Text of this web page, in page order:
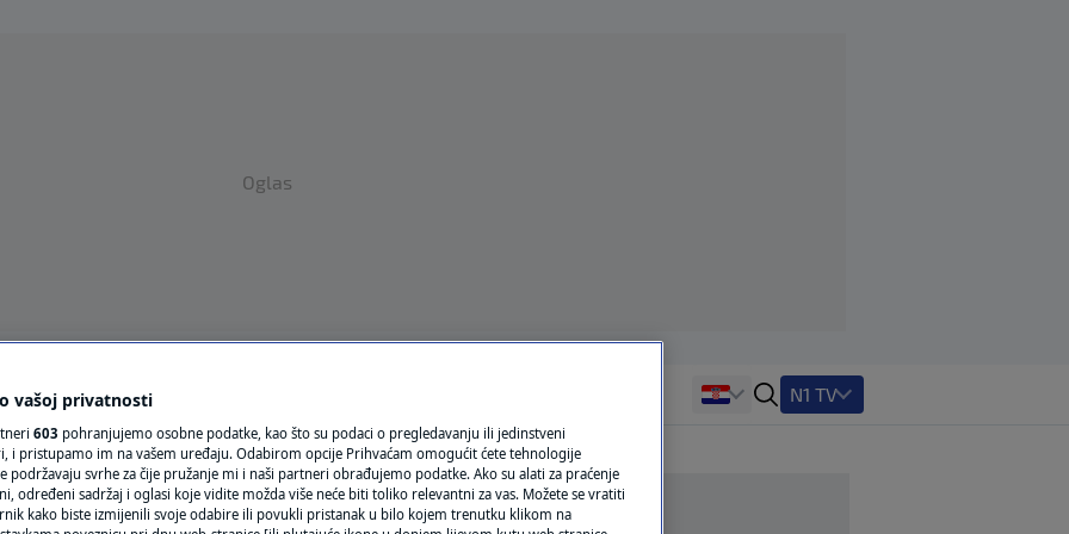
Oglas
VRIJEME
N1 TEME
REGIJA
N1 TV
vašoj privatnosti
603 pohranjujemo osobne podatke, kao što su podaci o pregledavanju ili jedinstveni
i pristupamo im na vašem uređaju. Odabirom opcije Prihvaćam omogućit ćete tehnologije
podržavaju svrhe za čije pružanje mi i naši partneri obrađujemo podatke. Ako su alati za praćenje
određeni sadržaj i oglasi koje vidite možda više neće biti toliko relevantni za vas. Možete se vratiti
kako biste izmijenili svoje odabire ili povukli pristanak u bilo kojem trenutku klikom na